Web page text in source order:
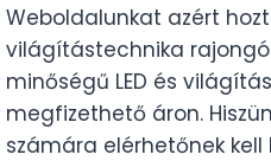
Weboldalunkat azért
világítástechnika
minőségű LED és
megfizethető áron.
számára elérhetőnek